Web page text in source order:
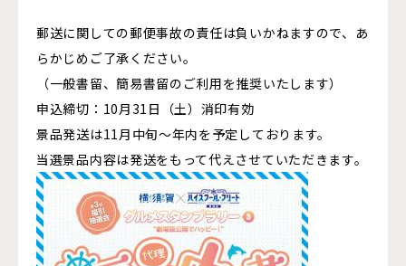
郵送に関しての郵便事故の責任は負いかねますので、あ
らかじめご了承ください。
（一般書留、簡易書留のご利用を推奨いたします）
申込締切：10月31日（土）消印有効
景品発送は11月中旬～年内を予定しております。
当選景品内容は発送をもって代えさせていただきます。